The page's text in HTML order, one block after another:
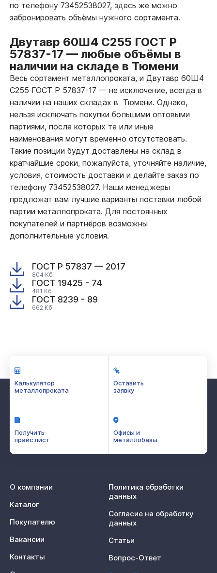
по телефону 73452538027, здесь же можно
забронировать объёмы нужного сортамента.
Двутавр 60Ш4 С255 ГОСТ Р
57837-17 — любые объёмы в
наличии на складе в Тюмени
Весь сортамент металлопроката, и Двутавр 60Ш4
С255 ГОСТ Р 57837-17 — не исключение, всегда в
наличии на наших складах в Тюмени. Однако,
нельзя исключать покупки большими оптовыми
партиями, после которых те или иные
наименования могут временно отсутствовать.
Такие позиции будут доставлены на склад в
кратчайшие сроки, пожалуйста, уточняйте наличие,
условия, стоимость доставки и делайте заказ по
телефону 73452538027. Наши менеджеры
предложат вам лучшие варианты поставки любой
партии металлопроката. Для постоянных
покупателей и партнёров возможны
дополнительные условия.
ГОСТ Р 57837 — 2017
804 Кб
ГОСТ 19425 - 74
481 Кб
ГОСТ 8239 - 89
662 Кб
Калькулятор
металлопроката
Оставить
заявку
Получить
прайс лист
Офисы и
металлобазы
О компании
Каталог
Покупателю
Вакансии
Контакты
Политика обработки
данных
Согласие на обработку
данных
Статьи
Вопрос-Ответ